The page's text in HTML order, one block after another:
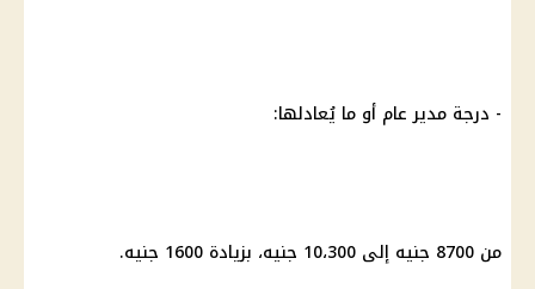
- درجة مدير عام أو ما يُعادلها:
من 8700 جنيه إلى 10،300 جنيه، بزيادة 1600 جنيه.